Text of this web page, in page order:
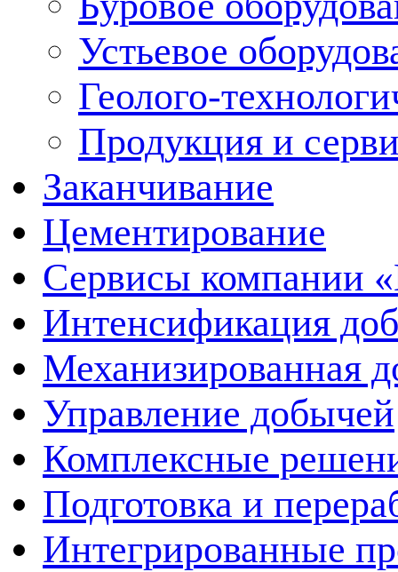
Устьевое
Геолого-
Продукция и
Заканчивание
Цементирование
Сервисы компании
Интенсификация
Механизированная
Управление добычей
Комплексные
Подготовка и
Интегрированные